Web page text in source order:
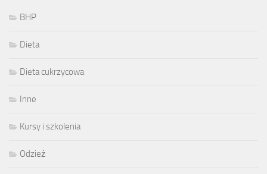
BHP
Dieta
Dieta cukrzycowa
Inne
Kursy i szkolenia
Odzież